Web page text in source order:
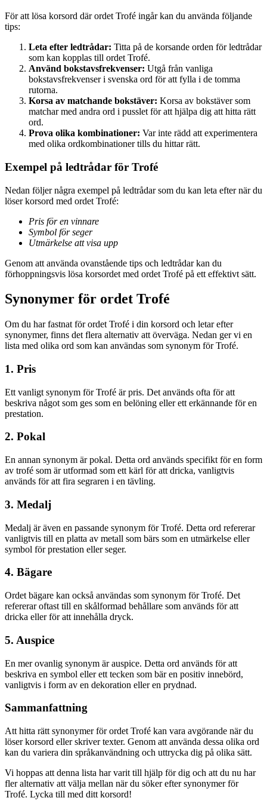
För att lösa korsord där ordet Trofé ingår kan du använda följande
tips:
Leta efter ledtrådar: Titta på de korsande orden för ledtrådar
som kan kopplas till ordet Trofé.
Använd bokstavsfrekvenser: Utgå från vanliga
bokstavsfrekvenser i svenska ord för att fylla i de tomma
rutorna.
Korsa av matchande bokstäver: Korsa av bokstäver som
matchar med andra ord i pusslet för att hjälpa dig att hitta rätt
ord.
Prova olika kombinationer: Var inte rädd att experimentera
med olika ordkombinationer tills du hittar rätt.
Exempel på ledtrådar för Trofé
Nedan följer några exempel på ledtrådar som du kan leta efter när du
löser korsord med ordet Trofé:
Pris för en vinnare
Symbol för seger
Utmärkelse att visa upp
Genom att använda ovanstående tips och ledtrådar kan du
förhoppningsvis lösa korsordet med ordet Trofé på ett effektivt sätt.
Synonymer för ordet Trofé
Om du har fastnat för ordet Trofé i din korsord och letar efter
synonymer, finns det flera alternativ att överväga. Nedan ger vi en
lista med olika ord som kan användas som synonym för Trofé.
1. Pris
Ett vanligt synonym för Trofé är pris. Det används ofta för att
beskriva något som ges som en belöning eller ett erkännande för en
prestation.
2. Pokal
En annan synonym är pokal. Detta ord används specifikt för en form
av trofé som är utformad som ett kärl för att dricka, vanligtvis
används för att fira segraren i en tävling.
3. Medalj
Medalj är även en passande synonym för Trofé. Detta ord refererar
vanligtvis till en platta av metall som bärs som en utmärkelse eller
symbol för prestation eller seger.
4. Bägare
Ordet bägare kan också användas som synonym för Trofé. Det
refererar oftast till en skålformad behållare som används för att
dricka eller för att innehålla dryck.
5. Auspice
En mer ovanlig synonym är auspice. Detta ord används för att
beskriva en symbol eller ett tecken som bär en positiv innebörd,
vanligtvis i form av en dekoration eller en prydnad.
Sammanfattning
Att hitta rätt synonymer för ordet Trofé kan vara avgörande när du
löser korsord eller skriver texter. Genom att använda dessa olika ord
kan du variera din språkanvändning och uttrycka dig på olika sätt.
Vi hoppas att denna lista har varit till hjälp för dig och att du nu har
fler alternativ att välja mellan när du söker efter synonymer för
Trofé. Lycka till med ditt korsord!